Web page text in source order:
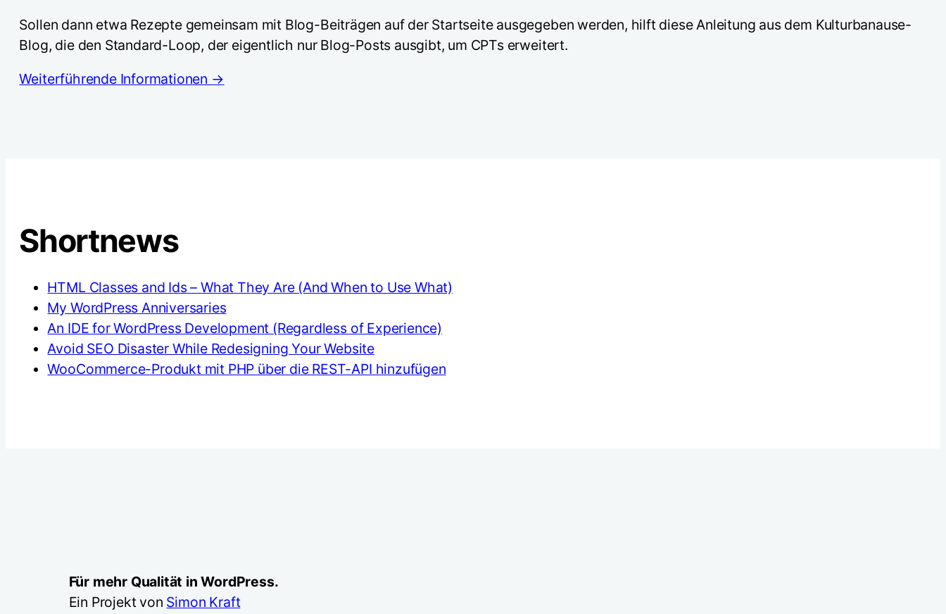
Sollen dann etwa Rezepte gemeinsam mit Blog-Beiträgen auf der Startseite ausgegeben werden, hilft diese Anleitung aus dem Kulturbanause-
Blog, die den Standard-Loop, der eigentlich nur Blog-Posts ausgibt, um CPTs erweitert.
Weiterführende Informationen →
Shortnews
HTML Classes and Ids – What They Are (And When to Use What)
My WordPress Anniversaries
An IDE for WordPress Development (Regardless of Experience)
Avoid SEO Disaster While Redesigning Your Website
WooCommerce-Produkt mit PHP über die REST-API hinzufügen
Für mehr Qualität in WordPress.
Ein Projekt von Simon Kraft